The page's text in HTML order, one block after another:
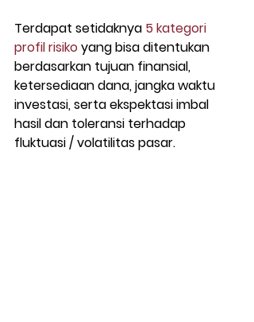
Terdapat setidaknya 5 kategori
profil risiko yang bisa ditentukan
berdasarkan tujuan finansial,
ketersediaan dana, jangka waktu
investasi, serta ekspektasi imbal
hasil dan toleransi terhadap
fluktuasi / volatilitas pasar.